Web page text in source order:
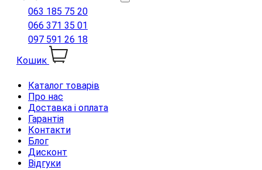
063 185 75 20
066 371 35 01
097 591 26 18
Кошик
Каталог товарів
Про нас
Доставка і оплата
Гарантія
Контакти
Блог
Дисконт
Відгуки